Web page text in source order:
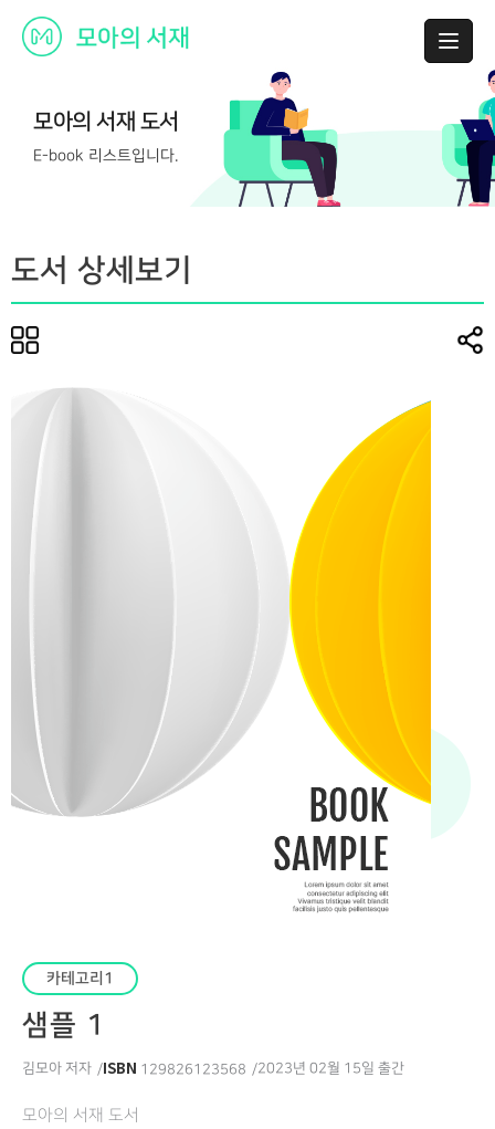
모아의 서재 도서
E-book 리스트입니다.
도서 상세보기
카테고리1
샘플 1
김모아 저자 ISBN 129826123568 2023년 02월 15일 출간
모아의 서재 도서